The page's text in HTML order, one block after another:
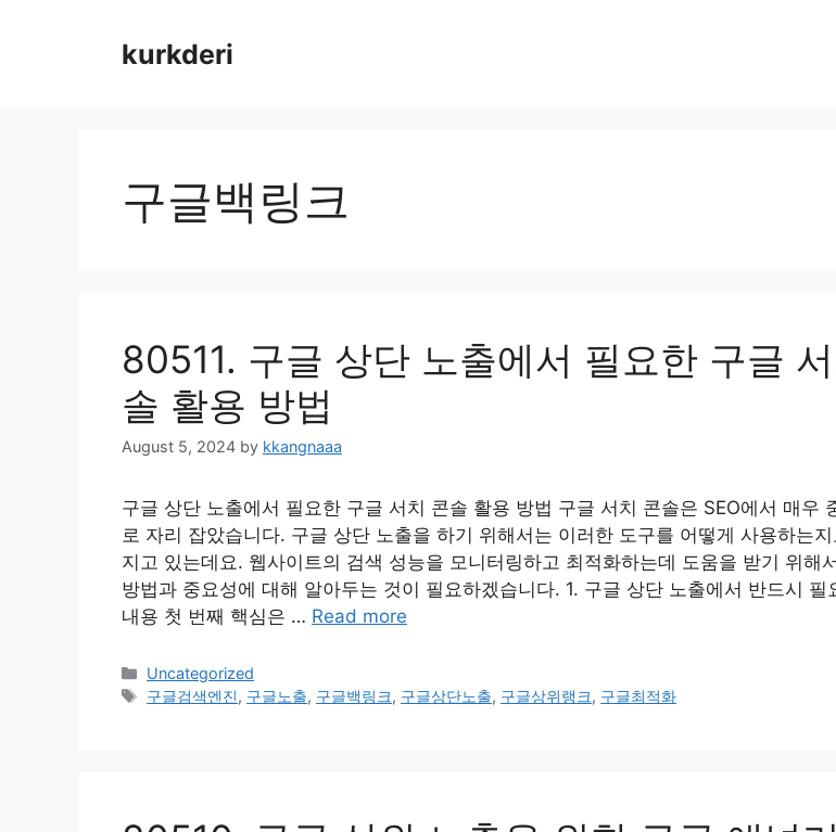
kurkderi
구글백링크
80511. 구글 상단 노출에서 필요한 구글
솔 활용 방법
August 5, 2024 by kkangnaaa
구글 상단 노출에서 필요한 구글 서치 콘솔 활용 방법 구글 서치 콘솔은 SEO에서 매우
로 자리 잡았습니다. 구글 상단 노출을 하기 위해서는 이러한 도구를 어떻게 사용하는지
지고 있는데요. 웹사이트의 검색 성능을 모니터링하고 최적화하는데 도움을 받기 위해
방법과 중요성에 대해 알아두는 것이 필요하겠습니다. 1. 구글 상단 노출에서 반드시 필
내용 첫 번째 핵심은 … Read more
Categories
Uncategorized
Tags
구글검색엔진, 구글노출, 구글백링크, 구글상단노출, 구글상위랭크, 구글최적화